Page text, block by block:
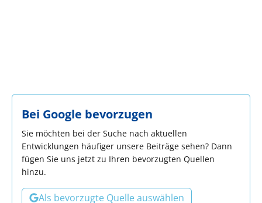
Bei Google bevorzugen
Sie möchten bei der Suche nach aktuellen
Entwicklungen häufiger unsere Beiträge sehen? Dann
fügen Sie uns jetzt zu Ihren bevorzugten Quellen
hinzu.
Als bevorzugte Quelle auswählen